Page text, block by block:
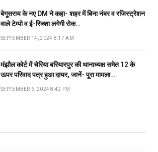
बेगूसराय के नए DM ने कहा- शहर में बिना नंबर व रजिस्ट्रेशन
वाले टेम्पो व ई-रिक्शा लगेगी रोक…
SEPTEMBER 14, 2024 8:17 AM
मंझौल कोर्ट में चेरिया बरियारपुर की थानाध्यक्ष समेत 12 के
ऊपर परिवाद पत्र हुआ दायर, जानें- पूरा मामला…
SEPTEMBER 6, 2024 8:42 PM